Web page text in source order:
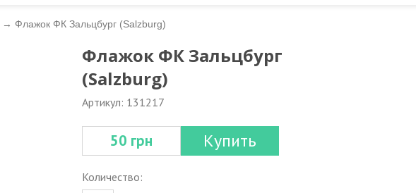
→ Флажок ФК Зальцбург (Salzburg)
Флажок ФК Зальцбург
(Salzburg)
Артикул: 131217
50 грн Купить
Количество: